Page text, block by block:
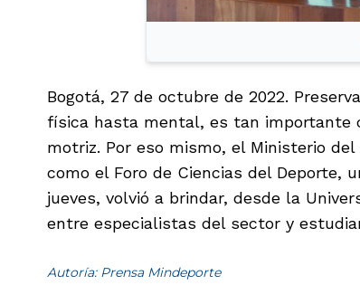
Bogotá, 27 de octubre de 2022.
física hasta mental, es tan importante
motriz. Por eso mismo, el Ministerio
como el Foro de Ciencias del Deporte,
jueves, volvió a brindar, desde la
entre especialistas del sector y
Autoría: Prensa Mindeporte